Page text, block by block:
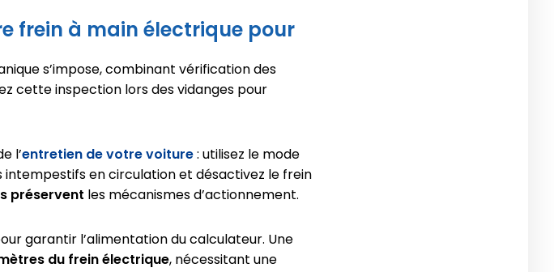
frein à main électrique pour
s’impose, combinant vérification des
cette inspection lors des vidanges pour
l’entretien de votre voiture: utilisez le mode
en circulation et désactivez le frein
préservent les mécanismes d’actionnement.
garantir l’alimentation du calculateur. Une
du frein électrique, nécessitant une